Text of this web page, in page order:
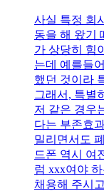
사실 특정 회
동을 해 왔기
가 상당히 힘
는데 예를들
했던 것이라
그래서, 특별
저 같은 경우
다는 부존효
밀리면서도
드폰 역시 여
럼 xxx여야
채용해 주시